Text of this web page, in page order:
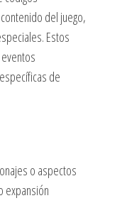
del juego,
Estos
de
o aspectos
expansión